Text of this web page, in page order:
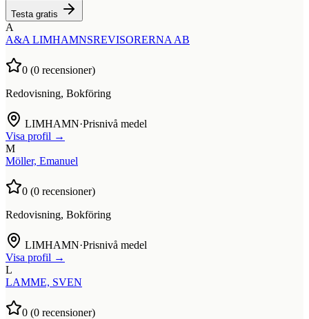
Testa gratis
A
A&A LIMHAMNSREVISORERNA AB
0 (0 recensioner)
Redovisning, Bokföring
LIMHAMN·Prisnivå medel
Visa profil →
M
Möller, Emanuel
0 (0 recensioner)
Redovisning, Bokföring
LIMHAMN·Prisnivå medel
Visa profil →
L
LAMME, SVEN
0 (0 recensioner)